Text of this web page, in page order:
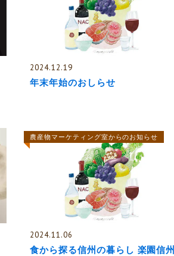
2024.12.19
年末年始のおしらせ
農産物マーケティング室からのお知らせ
2024.11.06
食から探る信州の暮らし 楽園信州